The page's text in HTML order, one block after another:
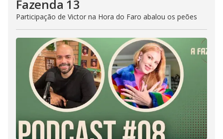
Fazenda 13
Participação de Victor na Hora do Faro abalou os peões